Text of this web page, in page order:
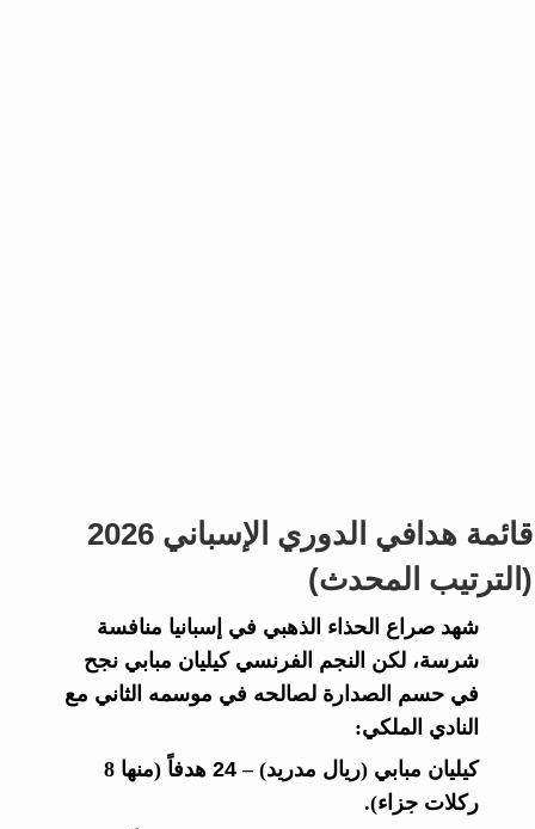
قائمة هدافي الدوري الإسباني 2026
(الترتيب المحدث)
شهد صراع الحذاء الذهبي في إسبانيا منافسة
شرسة، لكن النجم الفرنسي كيليان مبابي نجح
في حسم الصدارة لصالحه في موسمه الثاني مع
النادي الملكي:
كيليان مبابي (ريال مدريد) –24 هدفاً
(منها 8
ركلات جزاء).